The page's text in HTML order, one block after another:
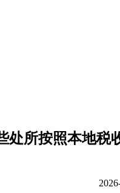
处所按照本地税